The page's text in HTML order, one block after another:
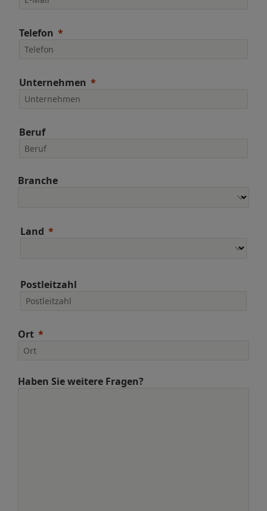
Telefon
Unternehmen
Beruf
Branche
Land
Postleitzahl
Ort
Haben Sie weitere Fragen?